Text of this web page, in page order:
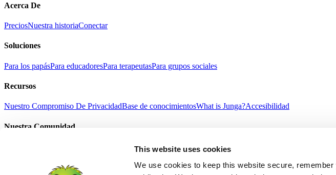
This website uses cookies
We use cookies to keep this website secure,
Acerca De
PreciosNuestra historiaConectar
Soluciones
Para los papásPara educadoresPara terapeutasPara grupos sociales
Recursos
Nuestro Compromiso De PrivacidadBase de conocimientosWhat is Junga?Accesibilidad
Nuestra Comunidad
Regalo JungaNoticias